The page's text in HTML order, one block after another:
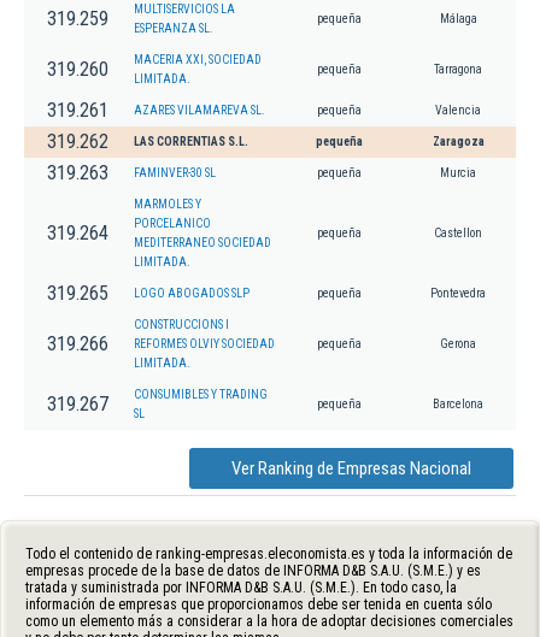
319.259
MULTISERVICIOS LA
ESPERANZA SL.
pequeña Málaga
319.260
MACERIA XXI, SOCIEDAD
LIMITADA.
pequeña Tarragona
319.261 AZARES VILAMAREVA SL. pequeña Valencia
319.262 LAS CORRENTIAS S.L. pequeña Zaragoza
319.263 FAMINVER-30 SL pequeña Murcia
319.264
MARMOLES Y
PORCELANICO
MEDITERRANEO SOCIEDAD
LIMITADA.
pequeña Castellon
319.265 LOGO ABOGADOS SLP pequeña Pontevedra
319.266
CONSTRUCCIONS I
REFORMES OLVIY SOCIEDAD
LIMITADA.
pequeña Gerona
319.267
CONSUMIBLES Y TRADING
SL
pequeña Barcelona
Ver Ranking de Empresas Nacional
Todo el contenido de ranking-empresas.eleconomista.es y toda la información de
empresas procede de la base de datos de INFORMA D&B S.A.U. (S.M.E.) y es
tratada y suministrada por INFORMA D&B S.A.U. (S.M.E.). En todo caso, la
información de empresas que proporcionamos debe ser tenida en cuenta sólo
como un elemento más a considerar a la hora de adoptar decisiones comerciales